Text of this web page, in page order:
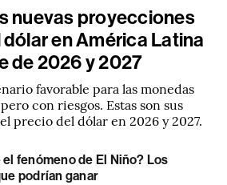
nuevas proyecciones
en América Latina
de 2026 y 2027
favorable para las monedas
con riesgos. Estas son sus
precio del dólar en 2026 y 2027.
fenómeno de El Niño? Los
podrían ganar